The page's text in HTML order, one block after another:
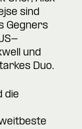
sind
Gegners
und
Duo.
die